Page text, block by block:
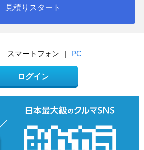
見積りスタート
スマートフォン | PC
ログイン